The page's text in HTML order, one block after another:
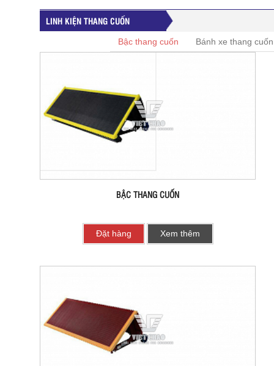
LINH KIỆN THANG CUỐN
Bậc thang cuốn Bánh xe thang cuốn
BẬC THANG CUỐN
Đặt hàng Xem thêm